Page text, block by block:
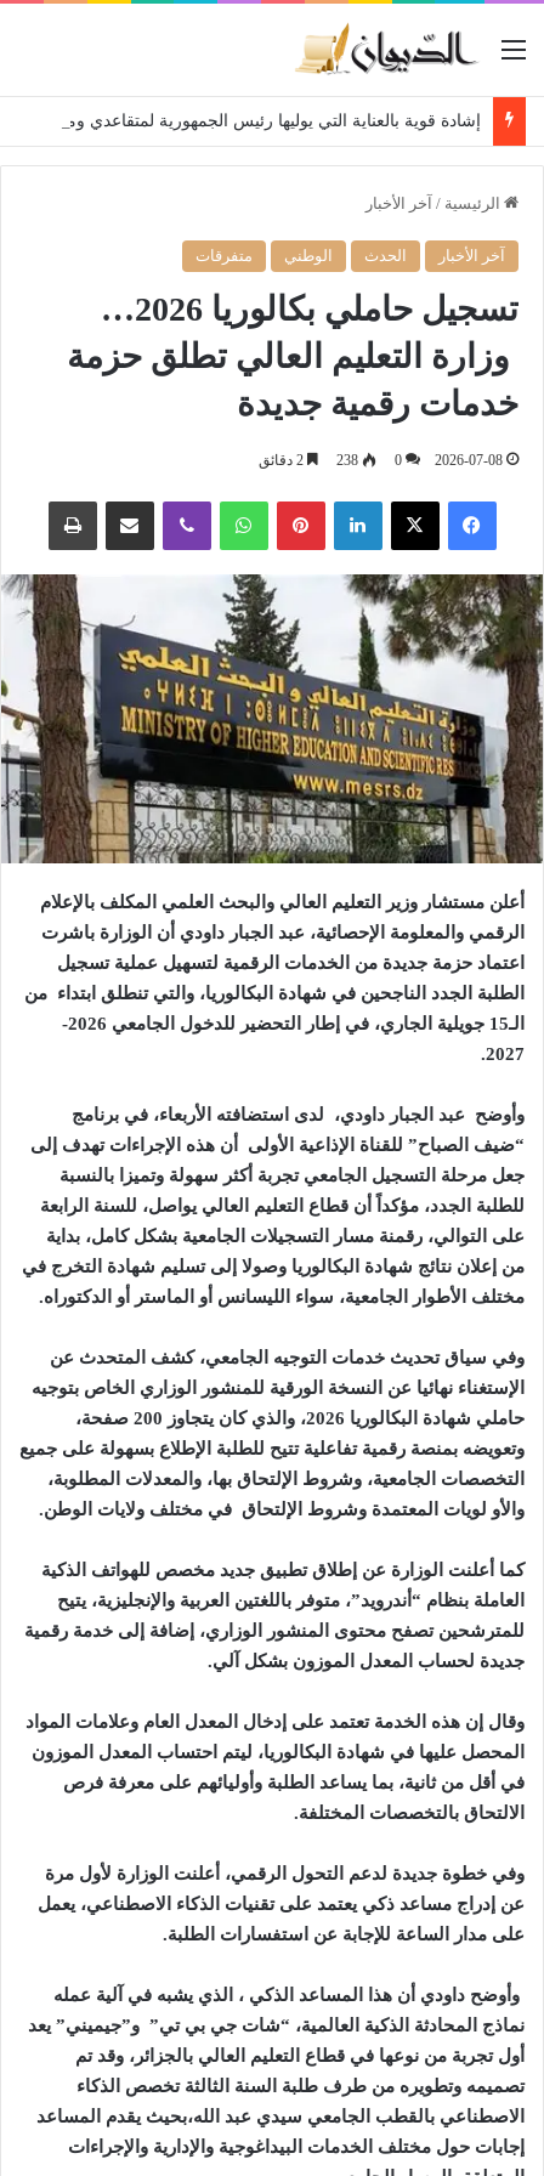
القائمة
الرئيسية / آخر الأخبار
آخر الأخبار الحدث الوطني متفرقات
تسجيل حاملي بكالوريا 2026…
وزارة التعليم العالي تطلق حزمة
خدمات رقمية جديدة
2026-07-08
0
238
فيسبوك ‫X لينكدإن بينتيريست واتساب ڤايبر مشاركة عبر البريد
أعلن مستشار وزير التعليم العالي والبحث العلمي المكلف بالإعلام
الرقمي والمعلومة الإحصائية، عبد الجبار داودي أن الوزارة باشرت
اعتماد حزمة جديدة من الخدمات الرقمية لتسهيل عملية تسجيل
الطلبة الجدد الناجحين في شهادة البكالوريا، والتي تنطلق ابتداء من
الـ15 جويلية الجاري، في إطار التحضير للدخول الجامعي 2026-
2027
.
وأوضح عبد الجبار داودي، لدى استضافته الأربعاء، في برنامج
“ضيف الصباح” للقناة الإذاعية الأولى أن هذه الإجراءات تهدف إلى
جعل مرحلة التسجيل الجامعي تجربة أكثر سهولة وتميزا بالنسبة
للطلبة الجدد، مؤكداً أن قطاع التعليم العالي يواصل، للسنة الرابعة
على التوالي، رقمنة مسار التسجيلات الجامعية بشكل كامل، بداية
من إعلان نتائج شهادة البكالوريا وصولا إلى تسليم شهادة التخرج في
مختلف الأطوار الجامعية، سواء الليسانس أو الماستر أو الدكتوراه.
وفي سياق تحديث خدمات التوجيه الجامعي، كشف المتحدث عن
الإستغناء نهائيا عن النسخة الورقية للمنشور الوزاري الخاص بتوجيه
حاملي شهادة البكالوريا 2026، والذي كان يتجاوز 200 صفحة،
وتعويضه بمنصة رقمية تفاعلية تتيح للطلبة الإطلاع بسهولة على جميع
التخصصات الجامعية، وشروط الإلتحاق بها، والمعدلات المطلوبة،
والأو لويات المعتمدة وشروط الإلتحاق في مختلف ولايات الوطن.
كما أعلنت الوزارة عن إطلاق تطبيق جديد مخصص للهواتف الذكية
العاملة بنظام “أندرويد”، متوفر باللغتين العربية والإنجليزية، يتيح
للمترشحين تصفح محتوى المنشور الوزاري، إضافة إلى خدمة رقمية
جديدة لحساب المعدل الموزون بشكل آلي.
وقال إن هذه الخدمة تعتمد على إدخال المعدل العام وعلامات المواد
المحصل عليها في شهادة البكالوريا، ليتم احتساب المعدل الموزون
في أقل من ثانية، بما يساعد الطلبة وأوليائهم على معرفة فرص
الالتحاق بالتخصصات المختلفة.
وفي خطوة جديدة لدعم التحول الرقمي، أعلنت الوزارة لأول مرة
عن إدراج مساعد ذكي يعتمد على تقنيات الذكاء الاصطناعي، يعمل
على مدار الساعة للإجابة عن استفسارات الطلبة.
وأوضح داودي أن هذا المساعد الذكي ، الذي يشبه في آلية عمله
نماذج المحادثة الذكية العالمية، “شات جي بي تي” و”جيميني” يعد
أول تجربة من نوعها في قطاع التعليم العالي بالجزائر، وقد تم
تصميمه وتطويره من طرف طلبة السنة الثالثة تخصص الذكاء
الاصطناعي بالقطب الجامعي سيدي عبد الله،بحيث يقدم المساعد
إجابات حول مختلف الخدمات البيداغوجية والإدارية والإجراءات